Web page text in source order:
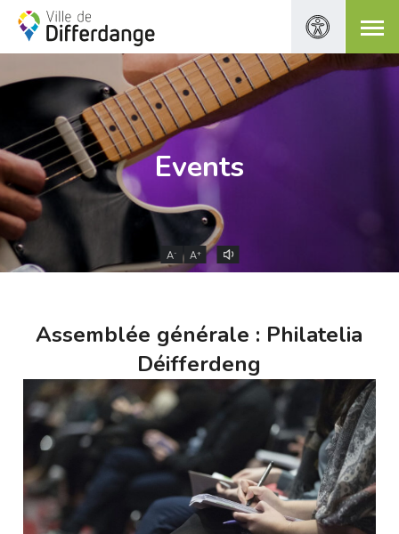
Events
A- A+
Assemblée générale : Philatelia
Déifferdeng